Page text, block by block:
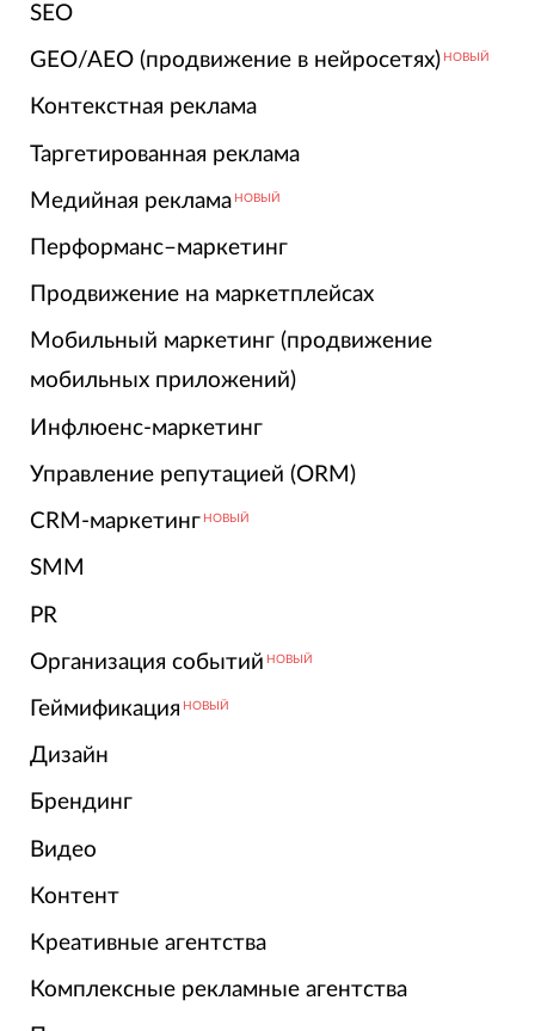
SEO
GEO/AEO (продвижение в нейросетях) НОВЫЙ
Контекстная реклама
Таргетированная реклама
Медийная реклама НОВЫЙ
Перформанс–маркетинг
Продвижение на маркетплейсах
Мобильный маркетинг (продвижение
мобильных приложений)
Инфлюенс-маркетинг
Управление репутацией (ORM)
CRM-маркетинг НОВЫЙ
SMM
PR
Организация событий НОВЫЙ
Геймификация НОВЫЙ
Дизайн
Брендинг
Видео
Контент
Креативные агентства
Комплексные рекламные агентства